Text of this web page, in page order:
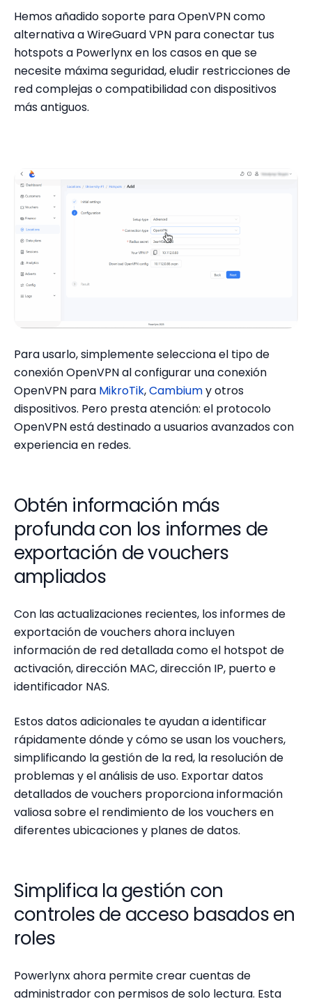
Hemos añadido soporte para OpenVPN como
alternativa a WireGuard VPN para conectar tus
hotspots a Powerlynx en los casos en que se
necesite máxima seguridad, eludir restricciones de
red complejas o compatibilidad con dispositivos
más antiguos.
Para usarlo, simplemente selecciona el tipo de
conexión OpenVPN al configurar una conexión
OpenVPN para MikroTik,Cambiumy otros
dispositivos. Pero presta atención: el protocolo
OpenVPN está destinado a usuarios avanzados con
experiencia en redes.
Obtén información más
profunda con los informes de
exportación de vouchers
ampliados
Con las actualizaciones recientes, los informes de
exportación de vouchers ahora incluyen
información de red detallada como el hotspot de
activación, dirección MAC, dirección IP, puerto e
identificador NAS.
Estos datos adicionales te ayudan a identificar
rápidamente dónde y cómo se usan los vouchers,
simplificando la gestión de la red, la resolución de
problemas y el análisis de uso. Exportar datos
detallados de vouchers proporciona información
valiosa sobre el rendimiento de los vouchers en
diferentes ubicaciones y planes de datos.
Simplifica la gestión con
controles de acceso basados en
roles
Powerlynx ahora permite crear cuentas de
administrador con permisos de solo lectura. Esta